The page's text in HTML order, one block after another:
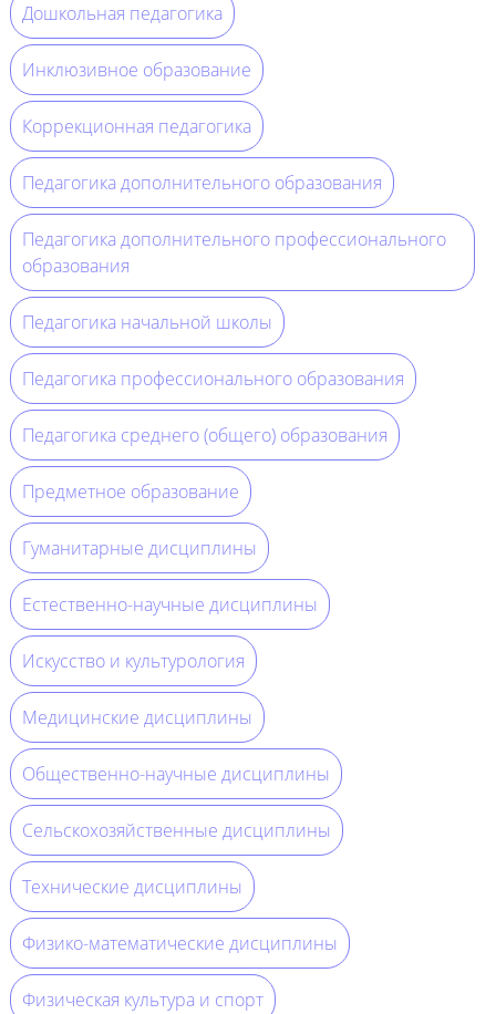
Дошкольная педагогика
Инклюзивное образование
Коррекционная педагогика
Педагогика дополнительного образования
Педагогика дополнительного профессионального
образования
Педагогика начальной школы
Педагогика профессионального образования
Педагогика среднего (общего) образования
Предметное образование
Гуманитарные дисциплины
Естественно-научные дисциплины
Искусство и культурология
Медицинские дисциплины
Общественно-научные дисциплины
Сельскохозяйственные дисциплины
Технические дисциплины
Физико-математические дисциплины
Физическая культура и спорт